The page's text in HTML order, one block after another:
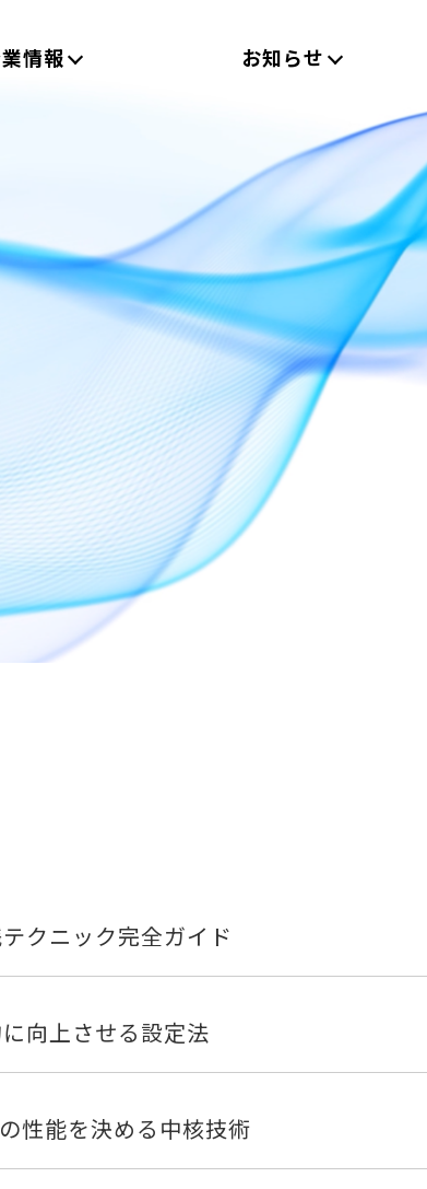
情報 お知らせ
クニック完全ガイド
向上させる設定法
性能を決める中核技術